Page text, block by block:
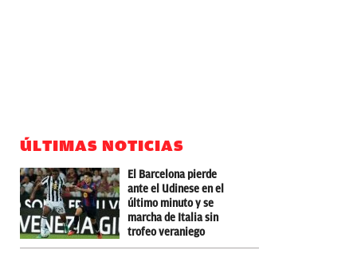
ÚLTIMAS NOTICIAS
El Barcelona pierde
ante el Udinese en el
último minuto y se
marcha de Italia sin
trofeo veraniego